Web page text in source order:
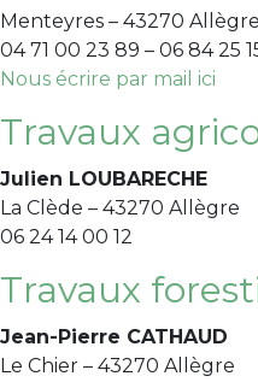
Menteyres – 43270 Allègre
04 71 00 23 89 – 06 84 25
Nous écrire par mail ici
Travaux
Julien LOUBARECHE
La Clède – 43270 Allègre
06 24 14 00 12
Travaux
Jean-Pierre CATHAUD
Le Chier – 43270 Allègre